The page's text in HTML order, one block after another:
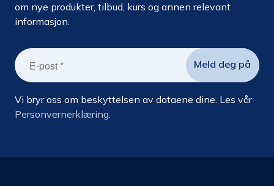
om nye produkter, tilbud, kurs og annen relevant
informasjon.
Vi bryr oss om beskyttelsen av dataene dine. Les vår
Personvernerklæring.